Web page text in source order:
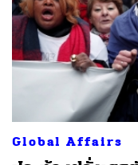
Global Affairs
SHARE